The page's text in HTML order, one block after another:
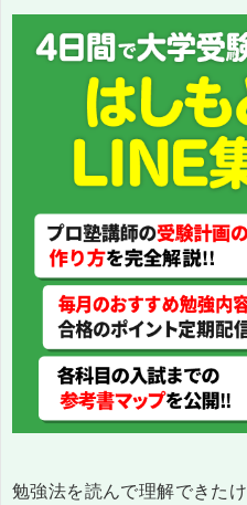
勉強法を読んで理解できた